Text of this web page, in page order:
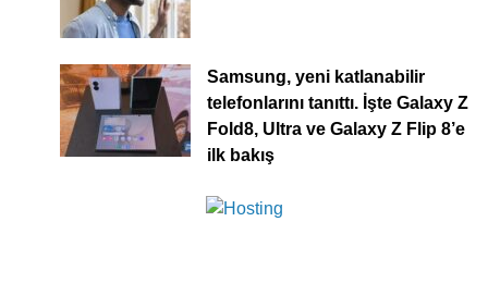
Samsung, yeni katlanabilir
telefonlarını tanıttı. İşte Galaxy Z
Fold8, Ultra ve Galaxy Z Flip 8’e
ilk bakış